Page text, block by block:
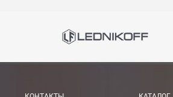
БЕСПЛАТНАЯ доставка